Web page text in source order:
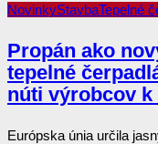
NovinkyStavbaTepelné
Propán ako
tepelné
núti výrobcov k
Európska únia určila